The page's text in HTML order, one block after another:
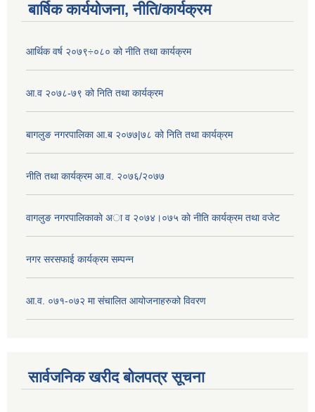
बार्षिक कार्ययोजना, नीति/कार्यक्रम
आर्थिक वर्ष २०७९÷०८० को नीति तथा कार्यक्रम
आ.व २०७८-७९ को निति तथा कार्यक्रम
बागलुङ नगरपालिका आ.ब २०७७|७८ को निति तथा कार्यक्रम
नीति तथा कार्यक्रम आ.व. २०७६/२०७७
वागलुङ नगरपालिकाकाे अा‍ व २०७४।०७५ काे नीति कार्यक्रम तथा वजेट
नगर सरसफाई कार्यक्रम सम्पन्न
आ.व. ०७१-०७२ मा संचालित आयोजनाहरुको विवरण
सार्वजनिक खरीद बोलपत्र सूचना